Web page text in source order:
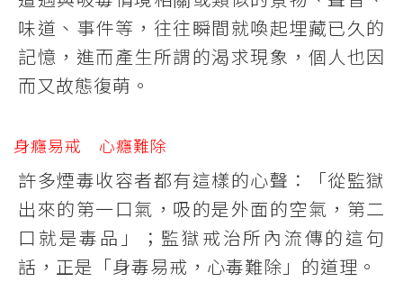
味道、事件等，往往瞬間就喚起埋藏已久的
記憶，進而產生所謂的渴求現象，個人也因
而又故態復萌。
身癮易戒 心癮難除
許多煙毒收容者都有這樣的心聲：「從監獄
出來的第一口氣，吸的是外面的空氣，第二
口就是毒品」；監獄戒治所內流傳的這句
話，正是「身毒易戒，心毒難除」的道理。